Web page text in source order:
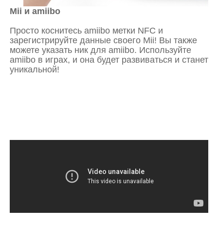
Mii и amiibo
Просто коснитесь amiibo метки NFC и
зарегистрируйте данные своего Mii! Вы также
можете указать ник для amiibo. Используйте
amiibo в играх, и она будет развиваться и станет
уникальной!